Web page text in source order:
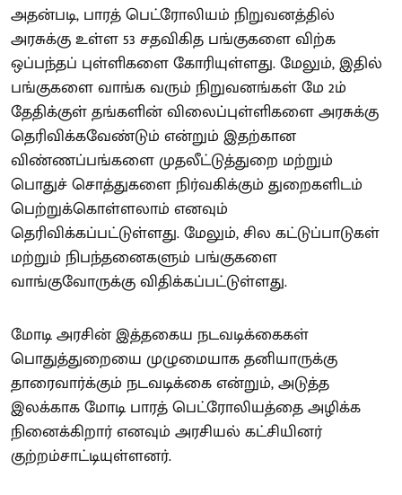
அதன்படி, பாரத் பெட்ரோலியம் நிறுவனத்தில்
அரசுக்கு உள்ள 53 சதவிகித பங்குகளை விற்க
ஒப்பந்தப் புள்ளிகளை கோரியுள்ளது. மேலும், இதில்
பங்குகளை வாங்க வரும் நிறுவனங்கள் மே 2ம்
தேதிக்குள் தங்களின் விலைப்புள்ளிகளை அரசுக்கு
தெரிவிக்கவேண்டும் என்றும் இதற்கான
விண்ணப்பங்களை முதலீட்டுத்துறை மற்றும்
பொதுச் சொத்துகளை நிர்வகிக்கும் துறைகளிடம்
பெற்றுக்கொள்ளலாம் எனவும்
தெரிவிக்கப்பட்டுள்ளது. மேலும், சில கட்டுப்பாடுகள்
மற்றும் நிபந்தனைகளும் பங்குகளை
வாங்குவோருக்கு விதிக்கப்பட்டுள்ளது.
மோடி அரசின் இத்தகைய நடவடிக்கைகள்
பொதுத்துறையை முழுமையாக தனியாருக்கு
தாரைவார்க்கும் நடவடிக்கை என்றும், அடுத்த
இலக்காக மோடி பாரத் பெட்ரோலியத்தை அழிக்க
நினைக்கிறார் எனவும் அரசியல் கட்சியினர்
குற்றம்சாட்டியுள்ளனர்.